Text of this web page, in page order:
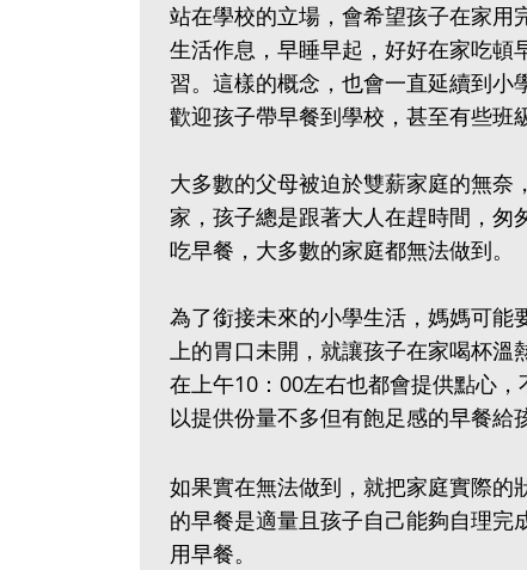
站在學校的立場，會希望孩子在家用
生活作息，早睡早起，好好在家吃頓
習。這樣的概念，也會一直延續到小
歡迎孩子帶早餐到學校，甚至有些班
大多數的父母被迫於雙薪家庭的無奈
家，孩子總是跟著大人在趕時間，
吃早餐，大多數的家庭都無法做到。
為了銜接未來的小學生活，媽媽可能
上的胃口未開，就讓孩子在家喝杯溫
在上午10：00左右也都會提供點心
以提供份量不多但有飽足感的早餐給
如果實在無法做到，就把家庭實際的
的早餐是適量且孩子自己能夠自理
用早餐。